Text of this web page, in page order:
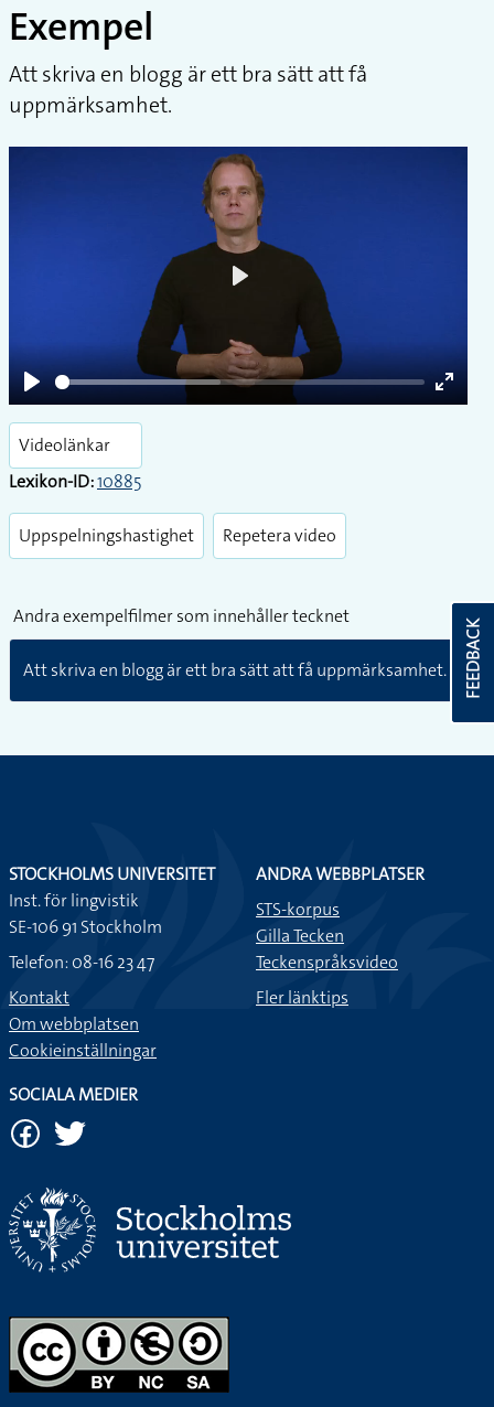
Exempel
Att skriva en blogg är ett bra sätt att få
uppmärksamhet.
Play
Enter
Videolänkar
Lexikon-ID:10885
Uppspelningshastighet Repetera video
Andra exempelfilmer som innehåller tecknet
Att skriva en blogg är ett bra sätt att få uppmärksamhet. FEEDBACK
STOCKHOLMS UNIVERSITET
Inst. för lingvistik
SE-106 91 Stockholm
Telefon: 08-16 23 47
Kontakt
Om webbplatsen
Cookieinställningar
ANDRA WEBBPLATSER
STS-korpus
Gilla Tecken
Teckenspråksvideo
Fler länktips
SOCIALA MEDIER